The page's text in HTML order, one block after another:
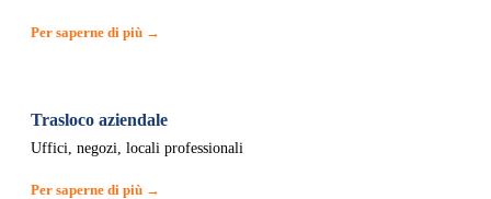
Per saperne di più →
Trasloco aziendale
Uffici, negozi, locali professionali
Per saperne di più →